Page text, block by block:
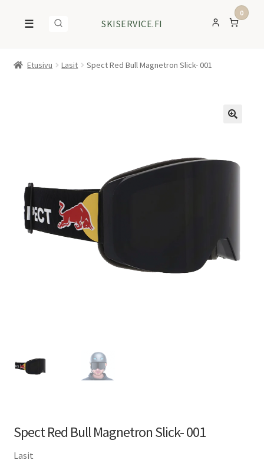
☰ SKISERVICE.FI
0
Etusivu Lasit Spect Red Bull Magnetron Slick- 001
Spect Red Bull Magnetron Slick- 001
Lasit